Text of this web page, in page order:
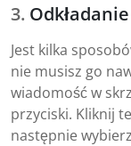
Jest kilka
nie musisz go
wiadomość w
przyciski. Kliknij
następnie